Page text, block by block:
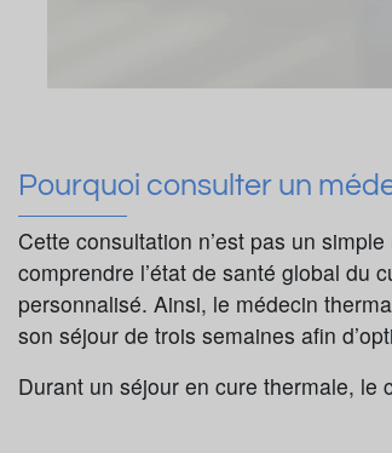
Pourquoi consulter un
Cette consultation n’est pas un
comprendre l’état de santé global du
personnalisé. Ainsi, le médecin
son séjour de trois semaines afin
Durant un séjour en cure thermale, le